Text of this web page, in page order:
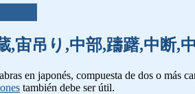
,宙吊り,中部,躊躇,中断,
en japonés, compuesta de dos o más
también debe ser útil.